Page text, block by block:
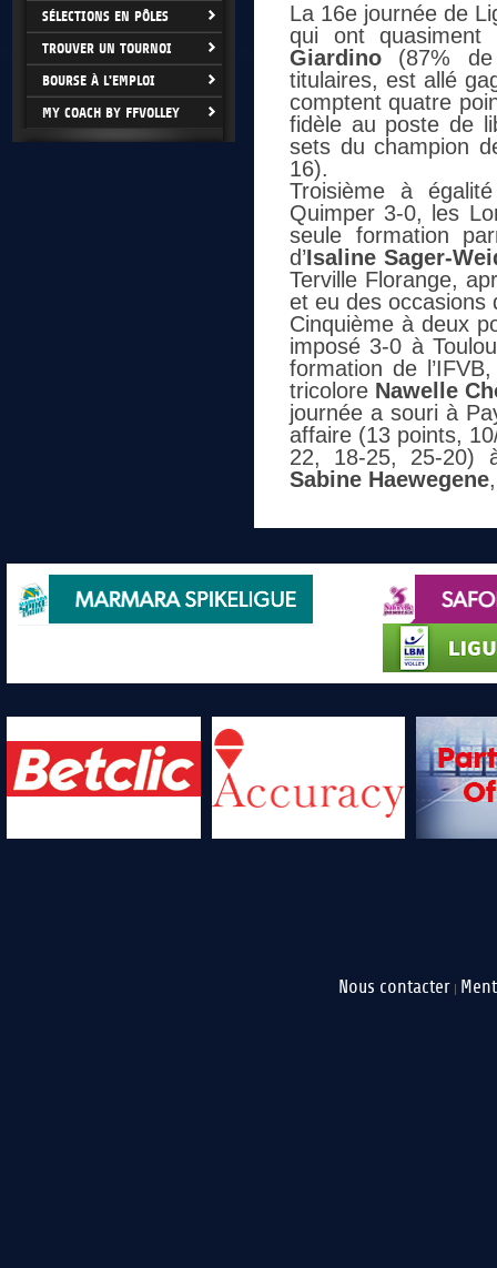
SÉLECTIONS EN PÔLES
TROUVER UN TOURNOI
BOURSE À L'EMPLOI
MY COACH BY FFVOLLEY
La 16e journée de
qui ont
Giardino (87%
titulaires, est allé
comptent quatre
fidèle au poste de
sets du champion
16).
Troisième à
Quimper 3-0, les
seule formation
d’Isaline Sager-
Terville Florange,
et eu des occasions
Cinquième à deux
imposé 3-0 à
formation de
tricolore Nawelle
journée a souri à
affaire (13 points,
22, 18-25, 25-20)
Sabine Haewegene
Nous contacter |